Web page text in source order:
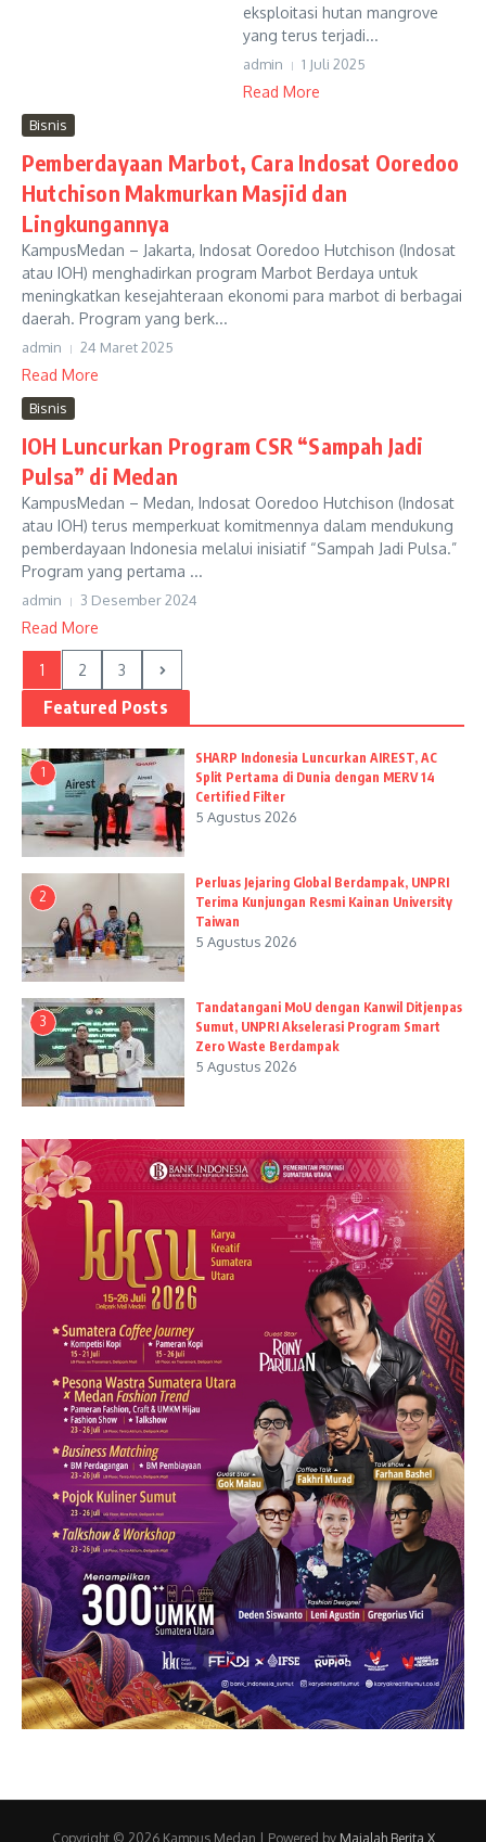
eksploitasi hutan mangrove
yang terus terjadi...
admin 1 Juli 2025
Read More
Bisnis
Pemberdayaan Marbot, Cara Indosat Ooredoo
Hutchison Makmurkan Masjid dan
Lingkungannya
KampusMedan – Jakarta, Indosat Ooredoo Hutchison (Indosat
atau IOH) menghadirkan program Marbot Berdaya untuk
meningkatkan kesejahteraan ekonomi para marbot di berbagai
daerah. Program yang berk...
admin 24 Maret 2025
Read More
Bisnis
IOH Luncurkan Program CSR “Sampah Jadi
Pulsa” di Medan
KampusMedan – Medan, Indosat Ooredoo Hutchison (Indosat
atau IOH) terus memperkuat komitmennya dalam mendukung
pemberdayaan Indonesia melalui inisiatif “Sampah Jadi Pulsa.”
Program yang pertama ...
admin 3 Desember 2024
Read More
1 2 3
Featured Posts
1
SHARP Indonesia Luncurkan AIREST, AC
Split Pertama di Dunia dengan MERV 14
Certified Filter
5 Agustus 2026
2
Perluas Jejaring Global Berdampak, UNPRI
Terima Kunjungan Resmi Kainan University
Taiwan
5 Agustus 2026
3
Tandatangani MoU dengan Kanwil Ditjenpas
Sumut, UNPRI Akselerasi Program Smart
Zero Waste Berdampak
5 Agustus 2026
Copyright © 2026 Kampus Medan | Powered by Majalah Berita X